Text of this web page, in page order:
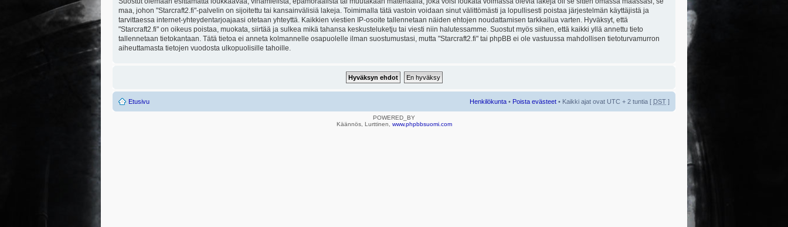
maa, johon "Starcraft2.fi"-palvelin on sijoitettu tai kansainvälisiä lakeja. Toimimalla tätä vastoin voidaan sinut välittömästi ja lopullisesti poistaa järjestelmän käyttäjistä ja
tarvittaessa internet-yhteydentarjoajaasi otetaan yhteyttä. Kaikkien viestien IP-osoite tallennetaan näiden ehtojen noudattamisen tarkkailua varten. Hyväksyt, että
"Starcraft2.fi" on oikeus poistaa, muokata, siirtää ja sulkea mikä tahansa keskusteluketju tai viesti niin halutessamme. Suostut myös siihen, että kaikki yllä annettu tieto
tallennetaan tietokantaan. Tätä tietoa ei anneta kolmannelle osapuolelle ilman suostumustasi, mutta "Starcraft2.fi" tai phpBB ei ole vastuussa mahdollisen tietoturvamurron
aiheuttamasta tietojen vuodosta ulkopuolisille tahoille.
Etusivu Henkilökunta • Poista evästeet • Kaikki ajat ovat UTC + 2 tuntia [ DST ]
POWERED_BY
Käännös, Lurttinen, www.phpbbsuomi.com